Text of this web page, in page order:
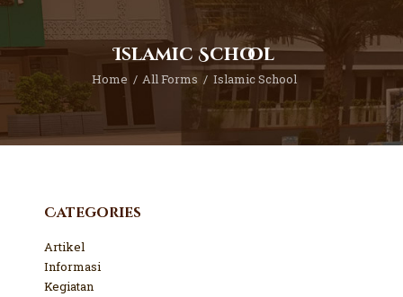
Islamic School
Home All Forms Islamic School
Berita
Yuk Berdonasi
Kontak
Categories
Artikel
Informasi
Kegiatan